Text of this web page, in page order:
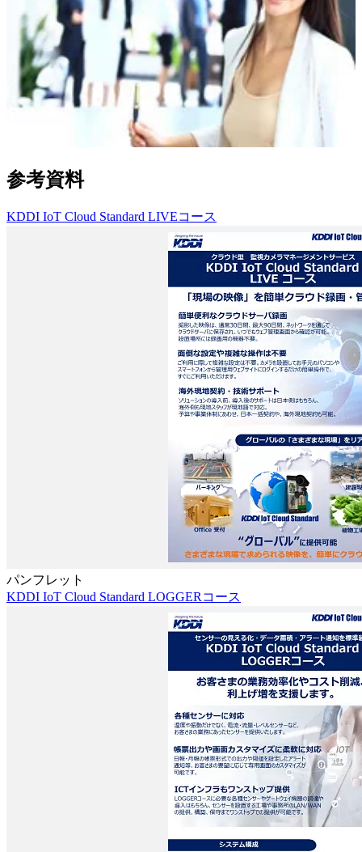
参考資料
KDDI IoT Cloud Standard LIVEコース
パンフレット
KDDI IoT Cloud Standard LOGGERコース